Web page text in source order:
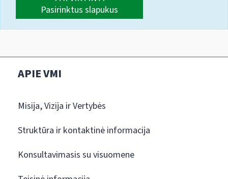
Pasirinktus slapukus
APIE VMI
Misija, Vizija ir Vertybės
Struktūra ir kontaktinė informacija
Konsultavimasis su visuomene